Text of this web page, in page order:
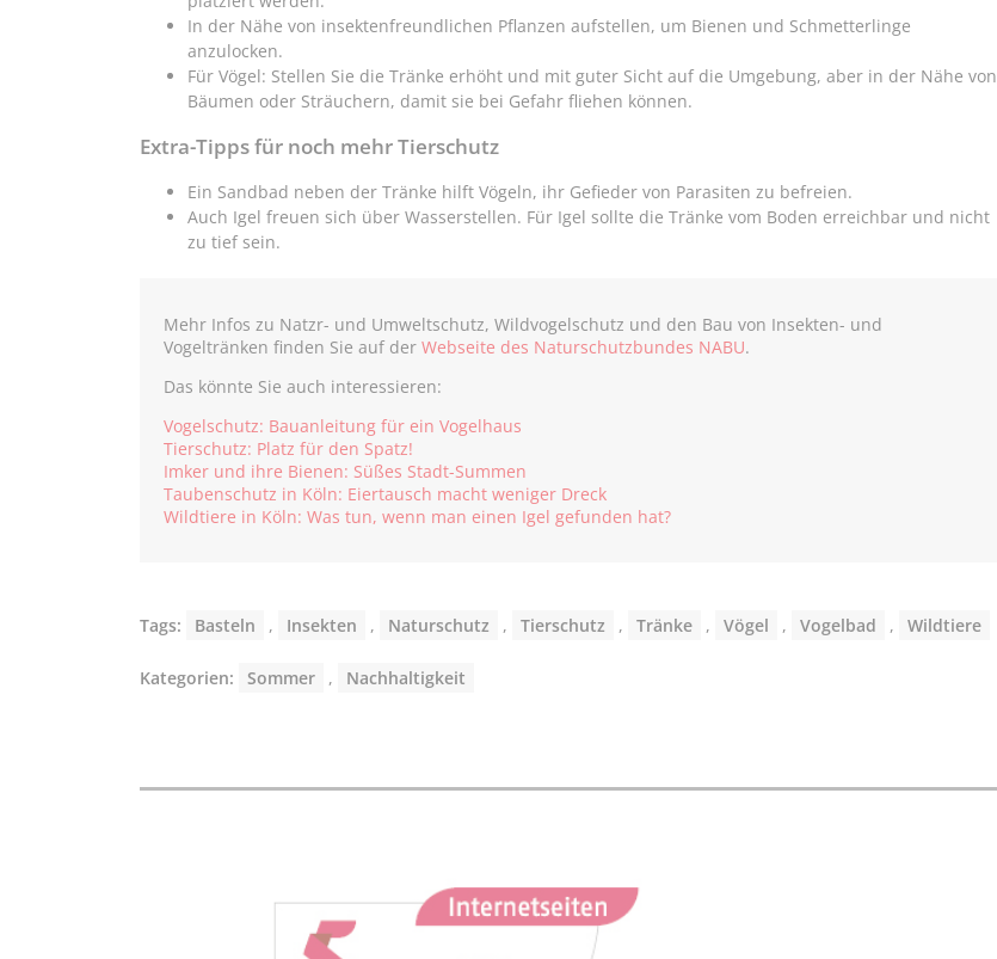
In der Nähe von insektenfreundlichen Pflanzen aufstellen, um Bienen und Schmetterlinge
anzulocken.
Für Vögel: Stellen Sie die Tränke erhöht und mit guter Sicht auf die Umgebung, aber in der Nähe von
Bäumen oder Sträuchern, damit sie bei Gefahr fliehen können.
Extra-Tipps für noch mehr Tierschutz
Ein Sandbad neben der Tränke hilft Vögeln, ihr Gefieder von Parasiten zu befreien.
Auch Igel freuen sich über Wasserstellen. Für Igel sollte die Tränke vom Boden erreichbar und nicht
zu tief sein.
Mehr Infos zu Natzr- und Umweltschutz, Wildvogelschutz und den Bau von Insekten- und
Vogeltränken finden Sie auf der Webseite des Naturschutzbundes NABU.
Das könnte Sie auch interessieren:
Vogelschutz: Bauanleitung für ein Vogelhaus
Tierschutz: Platz für den Spatz!
Imker und ihre Bienen: Süßes Stadt-Summen
Taubenschutz in Köln: Eiertausch macht weniger Dreck
Wildtiere in Köln: Was tun, wenn man einen Igel gefunden hat?
Tags: Basteln , Insekten , Naturschutz , Tierschutz , Tränke , Vögel , Vogelbad , Wildtiere
Kategorien: Sommer , Nachhaltigkeit